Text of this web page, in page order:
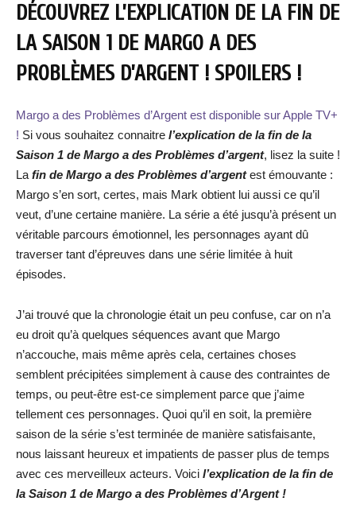
DÉCOUVREZ L’EXPLICATION DE LA FIN DE
LA SAISON 1 DE MARGO A DES
PROBLÈMES D’ARGENT ! SPOILERS !
Margo a des Problèmes d’Argent est disponible sur Apple TV+
! Si vous souhaitez connaitre l’explication de la fin de la
Saison 1 de Margo a des Problèmes d’argent, lisez la suite !
La fin de Margo a des Problèmes d’argentest émouvante :
Margo s’en sort, certes, mais Mark obtient lui aussi ce qu’il
veut, d’une certaine manière. La série a été jusqu’à présent un
véritable parcours émotionnel, les personnages ayant dû
traverser tant d’épreuves dans une série limitée à huit
épisodes.
J’ai trouvé que la chronologie était un peu confuse, car on n’a
eu droit qu’à quelques séquences avant que Margo
n’accouche, mais même après cela, certaines choses
semblent précipitées simplement à cause des contraintes de
temps, ou peut-être est-ce simplement parce que j’aime
tellement ces personnages. Quoi qu’il en soit, la première
saison de la série s’est terminée de manière satisfaisante,
nous laissant heureux et impatients de passer plus de temps
avec ces merveilleux acteurs. Voici l’explication de la fin de
la Saison 1 de Margo a des Problèmes d’Argent !